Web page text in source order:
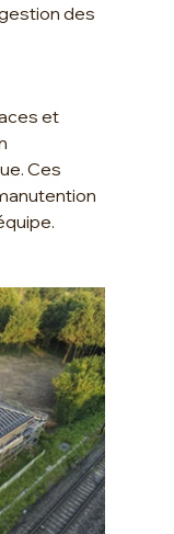
des
et
Ces